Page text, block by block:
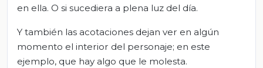
en ella. O si sucediera a plena luz del día.
Y también las acotaciones dejan ver en algún
momento el interior del personaje; en este
ejemplo, que hay algo que le molesta.